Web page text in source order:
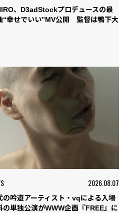
、D3adStockプロデュースの最
“幸せでいい”MV公開 監督は鴨下大
2026.08.07
の吟遊アーティスト・vqによる入場
の単独公演がWWW企画『FREE』に